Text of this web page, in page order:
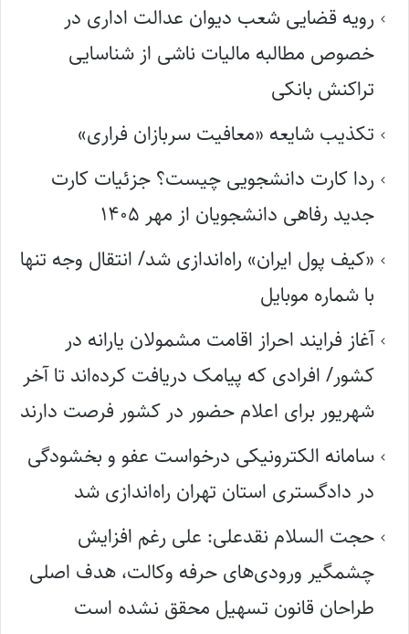
رویه قضایی شعب دیوان عدالت اداری در
خصوص مطالبه مالیات ناشی از شناسایی
تراکنش بانکی
تکذیب شایعه «معافیت سربازان فراری»
ردا کارت دانشجویی چیست؟ جزئیات کارت
جدید رفاهی دانشجویان از مهر ۱۴۰۵
«کیف پول ایران» راه‌اندازی شد/ انتقال وجه تنها
با شماره موبایل
آغاز فرایند احراز اقامت مشمولان یارانه در
کشور/ افرادی که پیامک دریافت کرده‌اند تا آخر
شهریور برای اعلام حضور در کشور فرصت دارند
سامانه الکترونیکی درخواست عفو و بخشودگی
در دادگستری استان تهران راه‌اندازی شد
حجت السلام نقدعلی: علی رغم افزایش
چشمگیر ورودی‌های حرفه وکالت، هدف اصلی
طراحان قانون تسهیل محقق نشده است